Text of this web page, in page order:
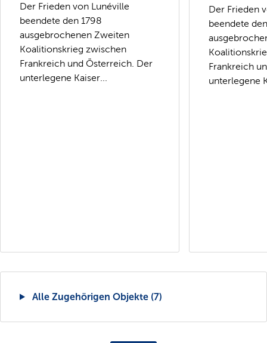
Der Frieden von Lunéville
beendete den 1798
ausgebrochenen Zweiten
Koalitionskrieg zwischen
Frankreich und Österreich. Der
unterlegene Kaiser...
Der Frieden
beendete
Frankreich
unterlegene
Alle Zugehörigen Objekte (7)